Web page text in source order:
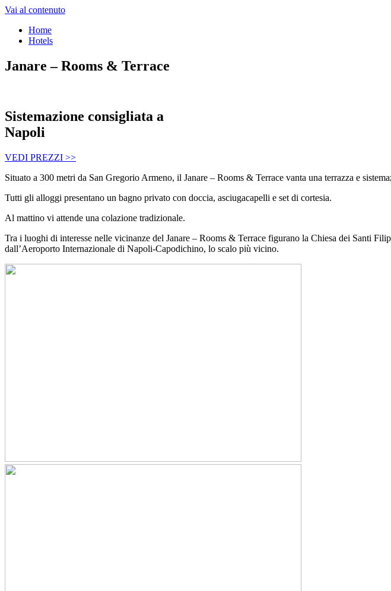
Vai al contenuto
Home
Hotels
Janare – Rooms & Terrace
Sistemazione consigliata a
Napoli
VEDI PREZZI >>
Situato a 300 metri da San Gregorio Armeno, il Janare – Rooms & Terrace vanta una terrazza e
Tutti gli alloggi presentano un bagno privato con doccia, asciugacapelli e set di cortesia.
Al mattino vi attende una colazione tradizionale.
Tra i luoghi di interesse nelle vicinanze del Janare – Rooms & Terrace figurano la Chiesa dei Santi
dall’Aeroporto Internazionale di Napoli-Capodichino, lo scalo più vicino.